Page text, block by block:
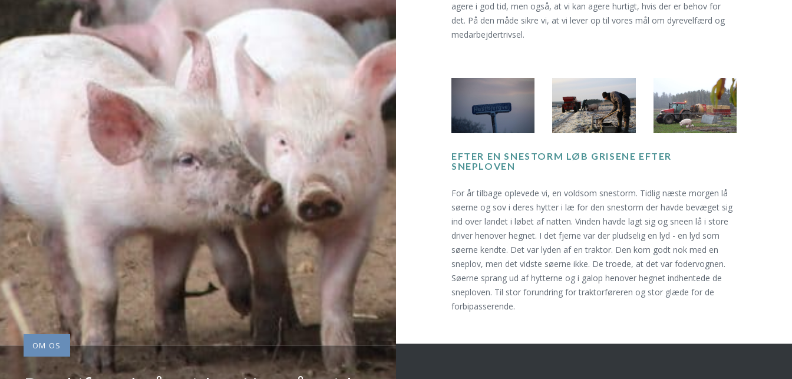
OM OS
agere i god tid, men også, at vi kan agere hurtigt, hvis der er behov for
det. På den måde sikre vi, at vi lever op til vores mål om dyrevelfærd og
medarbejdertrivsel.
EFTER EN SNESTORM LØB GRISENE EFTER
SNEPLOVEN
For år tilbage oplevede vi, en voldsom snestorm. Tidlig næste morgen lå
søerne og sov i deres hytter i læ for den snestorm der havde bevæget sig
ind over landet i løbet af natten. Vinden havde lagt sig og sneen lå i store
driver henover hegnet. I det fjerne var der pludselig en lyd - en lyd som
søerne kendte. Det var lyden af en traktor. Den kom godt nok med en
sneplov, men det vidste søerne ikke. De troede, at det var fodervognen.
Søerne sprang ud af hytterne og i galop henover hegnet indhentede de
sneploven. Til stor forundring for traktorføreren og stor glæde for de
forbipasserende.